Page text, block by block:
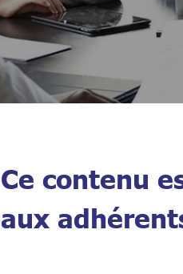
Ce contenu
aux